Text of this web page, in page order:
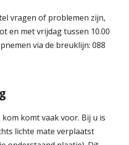
vragen of problemen zijn,
en met vrijdag tussen 10.00
via de breuklijn: 088
komt vaak voor. Bij u is
lichte mate verplaatst